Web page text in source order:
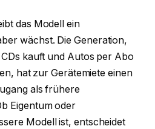
das Modell ein
wächst. Die Generation,
kauft und Autos per Abo
hat zur Gerätemiete einen
als frühere
Eigentum oder
Modell ist, entscheidet